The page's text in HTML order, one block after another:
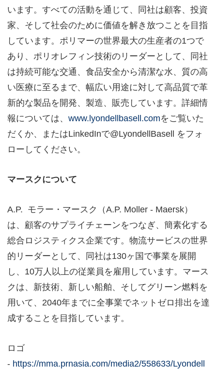
います。すべての活動を通じて、同社は顧客、投資
家、そして社会のために価値を解き放つことを目指
しています。ポリマーの世界最大の生産者の1つで
あり、ポリオレフィン技術のリーダーとして、同社
は持続可能な交通、食品安全から清潔な水、質の高
い医療に至るまで、幅広い用途に対して高品質で革
新的な製品を開発、製造、販売しています。詳細情
報については、 www.lyondellbasell.comをご覧いた
だくか、またはLinkedInで@LyondellBasell をフォ
ローしてください。
マースクについて
A.P. モラー・マースク（A.P. Moller - Maersk）
は、顧客のサプライチェーンをつなぎ、簡素化する
総合ロジスティクス企業です。物流サービスの世界
的リーダーとして、同社は130ヶ国で事業を展開
し、 10万人以上の従業員を雇用しています。マース
クは、新技術、新しい船舶、そしてグリーン燃料を
用いて、 2040年までに全事業でネットゼロ排出を達
成することを目指しています。
ロゴ
- https://mma.prnasia.com/media2/558633/Lyondell